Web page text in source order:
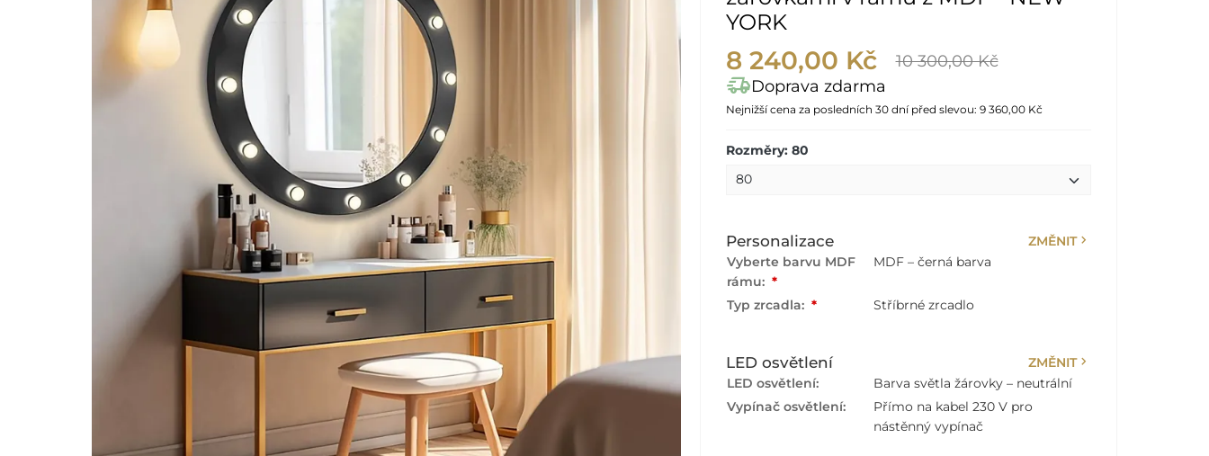
YORK
10 300,00 Kč
8 240,00 Kč
delivery_truck_speedDoprava zdarma
Nejnižší cena za posledních 30 dní před slevou: 9 360,00 Kč
Rozměry: 80
Personalizace ZMĚNITchevron_right
Vyberte barvu MDF
rámu: *
MDF – černá barva
Typ zrcadla: * Stříbrné zrcadlo
LED osvětlení ZMĚNITchevron_right
LED osvětlení:
Barva světla žárovky – neutrální
Vypínač osvětlení:
Přímo na kabel 230 V pro
nástěnný vypínač